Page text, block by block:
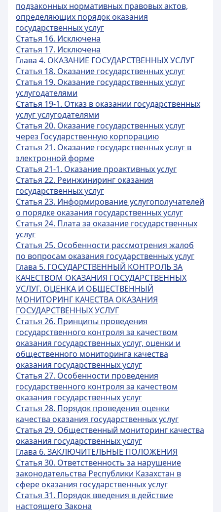
подзаконных нормативных правовых актов,
определяющих порядок оказания
государственных услуг
Статья 16. Исключена
Статья 17. Исключена
Глава 4. ОКАЗАНИЕ ГОСУДАРСТВЕННЫХ УСЛУГ
Статья 18. Оказание государственных услуг
Статья 19. Оказание государственных услуг
услугодателями
Статья 19-1. Отказ в оказании государственных
услуг услугодателями
Статья 20. Оказание государственных услуг
через Государственную корпорацию
Статья 21. Оказание государственных услуг в
электронной форме
Статья 21-1. Оказание проактивных услуг
Статья 22. Реинжиниринг оказания
государственных услуг
Статья 23. Информирование услугополучателей
о порядке оказания государственных услуг
Статья 24. Плата за оказание государственных
услуг
Статья 25. Особенности рассмотрения жалоб
по вопросам оказания государственных услуг
Глава 5. ГОСУДАРСТВЕННЫЙ КОНТРОЛЬ ЗА
КАЧЕСТВОМ ОКАЗАНИЯ ГОСУДАРСТВЕННЫХ
УСЛУГ. ОЦЕНКА И ОБЩЕСТВЕННЫЙ
МОНИТОРИНГ КАЧЕСТВА ОКАЗАНИЯ
ГОСУДАРСТВЕННЫХ УСЛУГ
Статья 26. Принципы проведения
государственного контроля за качеством
оказания государственных услуг, оценки и
общественного мониторинга качества
оказания государственных услуг
Статья 27. Особенности проведения
государственного контроля за качеством
оказания государственных услуг
Статья 28. Порядок проведения оценки
качества оказания государственных услуг
Статья 29. Общественный мониторинг качества
оказания государственных услуг
Глава 6. ЗАКЛЮЧИТЕЛЬНЫЕ ПОЛОЖЕНИЯ
Статья 30. Ответственность за нарушение
законодательства Республики Казахстан в
сфере оказания государственных услуг
Статья 31. Порядок введения в действие
настоящего Закона